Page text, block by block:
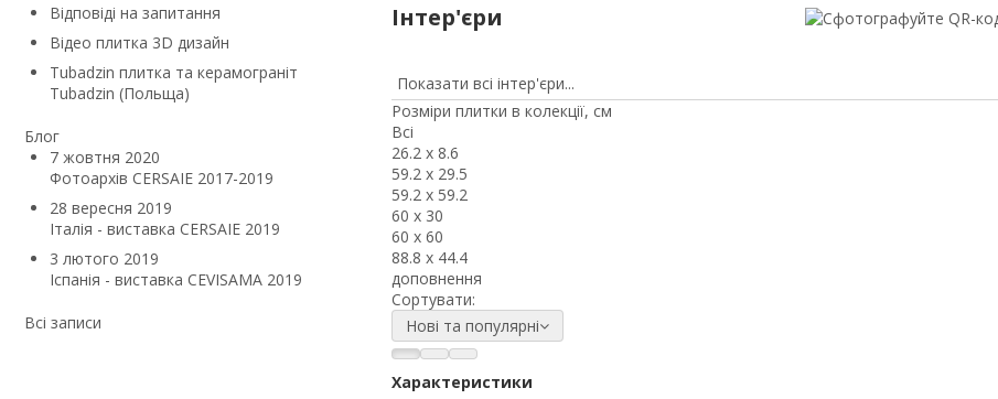
Інтер'єри
Показати всі інтер'єри...
Розміри плитки в колекції, см
Всі
26.2 x 8.6
59.2 x 29.5
59.2 x 59.2
60 x 30
60 x 60
88.8 x 44.4
доповнення
Сортувати:
Нові та популярні
Характеристики
Відповіді на запитання
Відео плитка 3D дизайн
Tubadzin плитка та керамограніт
Tubadzin (Польща)
Блог
7 жовтня 2020
Фотоархів CERSAIE 2017-2019
28 вересня 2019
Італія - виставка CERSAIE 2019
3 лютого 2019
Іспанія - виставка CEVISAMA 2019
Всі записи